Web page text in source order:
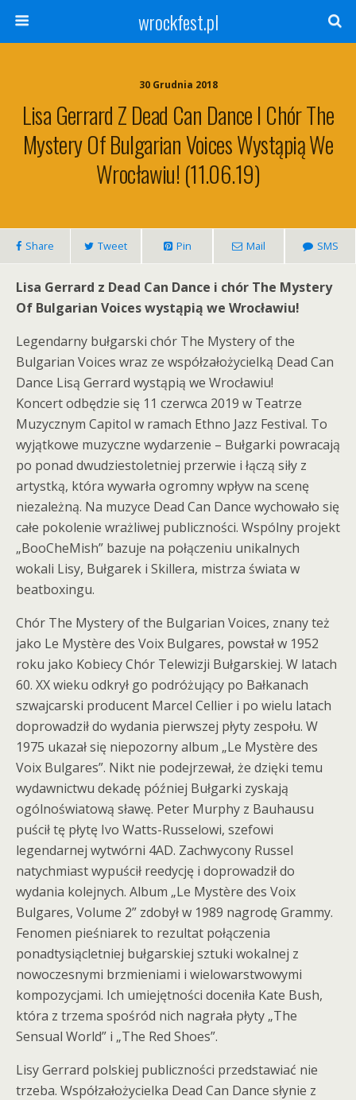
wrockfest.pl
30 Grudnia 2018
Lisa Gerrard Z Dead Can Dance I Chór The
Mystery Of Bulgarian Voices Wystąpią We
Wrocławiu! (11.06.19)
Share Tweet Pin Mail SMS
Lisa Gerrard z Dead Can Dance i chór The Mystery
Of Bulgarian Voices wystąpią we Wrocławiu!
Legendarny bułgarski chór The Mystery of the
Bulgarian Voices wraz ze współzałożycielką Dead Can
Dance Lisą Gerrard wystąpią we Wrocławiu!
Koncert odbędzie się 11 czerwca 2019 w Teatrze
Muzycznym Capitol w ramach Ethno Jazz Festival. To
wyjątkowe muzyczne wydarzenie – Bułgarki powracają
po ponad dwudziestoletniej przerwie i łączą siły z
artystką, która wywarła ogromny wpływ na scenę
niezależną. Na muzyce Dead Can Dance wychowało się
całe pokolenie wrażliwej publiczności. Wspólny projekt
„BooCheMish” bazuje na połączeniu unikalnych
wokali Lisy, Bułgarek i Skillera, mistrza świata w
beatboxingu.
Chór The Mystery of the Bulgarian Voices, znany też
jako Le Mystère des Voix Bulgares, powstał w 1952
roku jako Kobiecy Chór Telewizji Bułgarskiej. W latach
60. XX wieku odkrył go podróżujący po Bałkanach
szwajcarski producent Marcel Cellier i po wielu latach
doprowadził do wydania pierwszej płyty zespołu. W
1975 ukazał się niepozorny album „Le Mystère des
Voix Bulgares”. Nikt nie podejrzewał, że dzięki temu
wydawnictwu dekadę później Bułgarki zyskają
ogólnoświatową sławę. Peter Murphy z Bauhausu
puścił tę płytę Ivo Watts-Russelowi, szefowi
legendarnej wytwórni 4AD. Zachwycony Russel
natychmiast wypuścił reedycję i doprowadził do
wydania kolejnych. Album „Le Mystère des Voix
Bulgares, Volume 2” zdobył w 1989 nagrodę Grammy.
Fenomen pieśniarek to rezultat połączenia
ponadtysiącletniej bułgarskiej sztuki wokalnej z
nowoczesnymi brzmieniami i wielowarstwowymi
kompozycjami. Ich umiejętności doceniła Kate Bush,
która z trzema spośród nich nagrała płyty „The
Sensual World” i „The Red Shoes”.
Lisy Gerrard polskiej publiczności przedstawiać nie
trzeba. Współzałożycielka Dead Can Dance słynie z